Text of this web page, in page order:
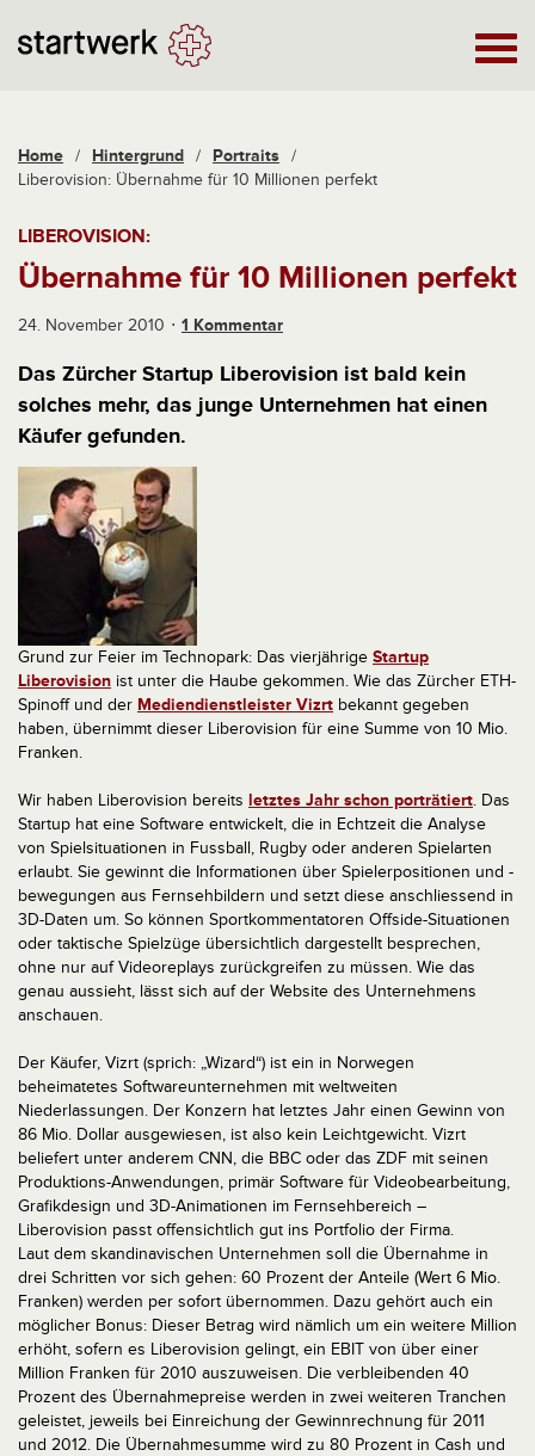
Home / Hintergrund / Portraits /
Liberovision: Übernahme für 10 Millionen perfekt
LIBEROVISION:
Übernahme für 10 Millionen perfekt
24. November 2010 1 Kommentar
Das Zürcher Startup Liberovision ist bald kein
solches mehr, das junge Unternehmen hat einen
Käufer gefunden.
Grund zur Feier im Technopark: Das vierjährige Startup
Liberovision ist unter die Haube gekommen. Wie das Zürcher ETH-
Spinoff und der Mediendienstleister Vizrt bekannt gegeben
haben, übernimmt dieser Liberovision für eine Summe von 10 Mio.
Franken.
Wir haben Liberovision bereits letztes Jahr schon porträtiert. Das
Startup hat eine Software entwickelt, die in Echtzeit die Analyse
von Spielsituationen in Fussball, Rugby oder anderen Spielarten
erlaubt. Sie gewinnt die Informationen über Spielerpositionen und -
bewegungen aus Fernsehbildern und setzt diese anschliessend in
3D-Daten um. So können Sportkommentatoren Offside-Situationen
oder taktische Spielzüge übersichtlich dargestellt besprechen,
ohne nur auf Videoreplays zurückgreifen zu müssen. Wie das
genau aussieht, lässt sich auf der Website des Unternehmens
anschauen.
Der Käufer, Vizrt (sprich: „Wizard“) ist ein in Norwegen
beheimatetes Softwareunternehmen mit weltweiten
Niederlassungen. Der Konzern hat letztes Jahr einen Gewinn von
86 Mio. Dollar ausgewiesen, ist also kein Leichtgewicht. Vizrt
beliefert unter anderem CNN, die BBC oder das ZDF mit seinen
Produktions-Anwendungen, primär Software für Videobearbeitung,
Grafikdesign und 3D-Animationen im Fernsehbereich –
Liberovision passt offensichtlich gut ins Portfolio der Firma.
Laut dem skandinavischen Unternehmen soll die Übernahme in
drei Schritten vor sich gehen: 60 Prozent der Anteile (Wert 6 Mio.
Franken) werden per sofort übernommen. Dazu gehört auch ein
möglicher Bonus: Dieser Betrag wird nämlich um ein weitere Million
erhöht, sofern es Liberovision gelingt, ein EBIT von über einer
Million Franken für 2010 auszuweisen. Die verbleibenden 40
Prozent des Übernahmepreise werden in zwei weiteren Tranchen
geleistet, jeweils bei Einreichung der Gewinnrechnung für 2011
und 2012. Die Übernahmesumme wird zu 80 Prozent in Cash und